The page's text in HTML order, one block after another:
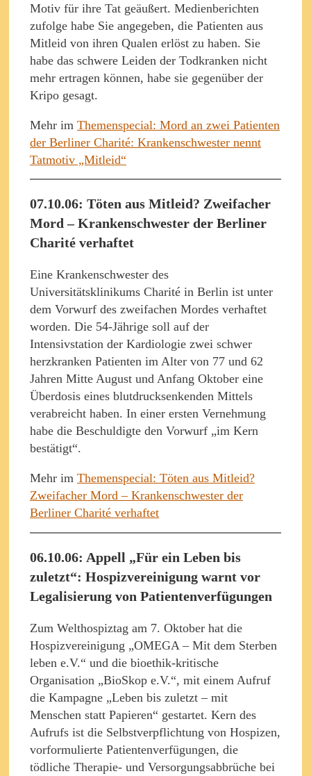
Motiv für ihre Tat geäußert. Medienberichten
zufolge habe Sie angegeben, die Patienten aus
Mitleid von ihren Qualen erlöst zu haben. Sie
habe das schwere Leiden der Todkranken nicht
mehr ertragen können, habe sie gegenüber der
Kripo gesagt.
Mehr im Themenspecial: Mord an zwei Patienten
der Berliner Charité: Krankenschwester nennt
Tatmotiv „Mitleid“
07.10.06: Töten aus Mitleid? Zweifacher
Mord – Krankenschwester der Berliner
Charité verhaftet
Eine Krankenschwester des
Universitätsklinikums Charité in Berlin ist unter
dem Vorwurf des zweifachen Mordes verhaftet
worden. Die 54-Jährige soll auf der
Intensivstation der Kardiologie zwei schwer
herzkranken Patienten im Alter von 77 und 62
Jahren Mitte August und Anfang Oktober eine
Überdosis eines blutdrucksenkenden Mittels
verabreicht haben. In einer ersten Vernehmung
habe die Beschuldigte den Vorwurf „im Kern
bestätigt“.
Mehr im Themenspecial: Töten aus Mitleid?
Zweifacher Mord – Krankenschwester der
Berliner Charité verhaftet
06.10.06: Appell „Für ein Leben bis
zuletzt“: Hospizvereinigung warnt vor
Legalisierung von Patientenverfügungen
Zum Welthospiztag am 7. Oktober hat die
Hospizvereinigung „OMEGA – Mit dem Sterben
leben e.V.“ und die bioethik-kritische
Organisation „BioSkop e.V.“, mit einem Aufruf
die Kampagne „Leben bis zuletzt – mit
Menschen statt Papieren“ gestartet. Kern des
Aufrufs ist die Selbstverpflichtung von Hospizen,
vorformulierte Patientenverfügungen, die
tödliche Therapie- und Versorgungsabbrüche bei